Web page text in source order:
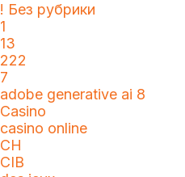
! Без рубрики
1
13
222
7
adobe generative ai 8
Casino
casino online
CH
CIB